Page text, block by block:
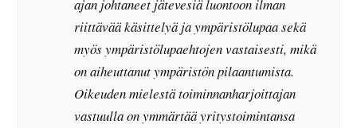
ajan johtaneet jätevesiä luontoon ilman
riittävää käsittelyä ja ympäristölupaa sekä
myös ympäristölupaehtojen vastaisesti, mikä
on aiheuttanut ympäristön pilaantumista.
Oikeuden mielestä toiminnanharjoittajan
vastuulla on ymmärtää yritystoimintansa